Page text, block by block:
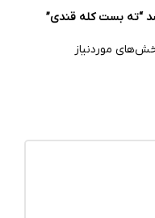
“ته بست کله قندی”
موردنیاز